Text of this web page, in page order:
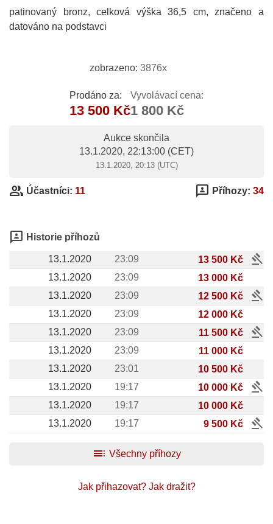
patinovaný bronz, celková výška 36,5 cm, značeno a
datováno na podstavci
zobrazeno: 3876x
Prodáno za:
13 500 Kč
Vyvolávací cena:
1 800 Kč
Aukce skončila
13.1.2020, 22:13:00 (CET)
13.1.2020, 20:13 (UTC)
group Účastníci: 11 3p Příhozy: 34
3p Historie příhozů
13.1.2020 23:09 13 500 Kč gavel
13.1.2020 23:09
13 000 Kč
13.1.2020
23:09 12 500 Kč gavel
13.1.2020 23:09
12 000 Kč
13.1.2020
23:09 11 500 Kč gavel
13.1.2020 23:09
11 000 Kč
13.1.2020
23:01
10 500 Kč
13.1.2020
19:17 10 000 Kč gavel
13.1.2020 19:17
10 000 Kč
13.1.2020
19:17 9 500 Kč
gavel
toc Všechny příhozy
Jak přihazovat? Jak dražit?